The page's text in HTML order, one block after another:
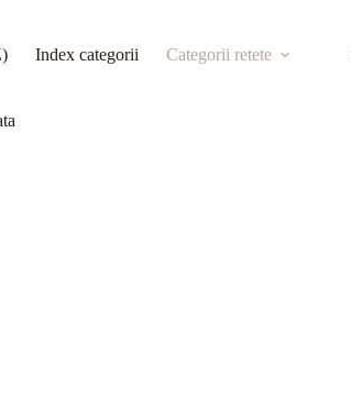
Index categorii Categorii retete